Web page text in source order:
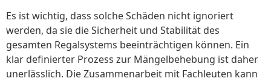
Es ist wichtig, dass solche Schäden nicht ignoriert
werden, da sie die Sicherheit und Stabilität des
gesamten Regalsystems beeinträchtigen können. Ein
klar definierter Prozess zur Mängelbehebung ist daher
unerlässlich. Die Zusammenarbeit mit Fachleuten kann